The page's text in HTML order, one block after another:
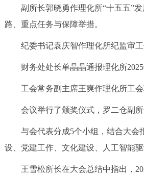
副所长郭晓勇作理化所“十五五”
路、重点任务与保障举措。
纪委书记袁庆智作理化所纪监审工
财务处处长单晶晶通报理化所
工会常务副主席王爽作理化所工
会议举行了颁奖仪式，罗二仓副
与会代表分成5个小组，结合大会
设、党建工作、文化建设、人工智能
王雪松所长在大会总结中指出，